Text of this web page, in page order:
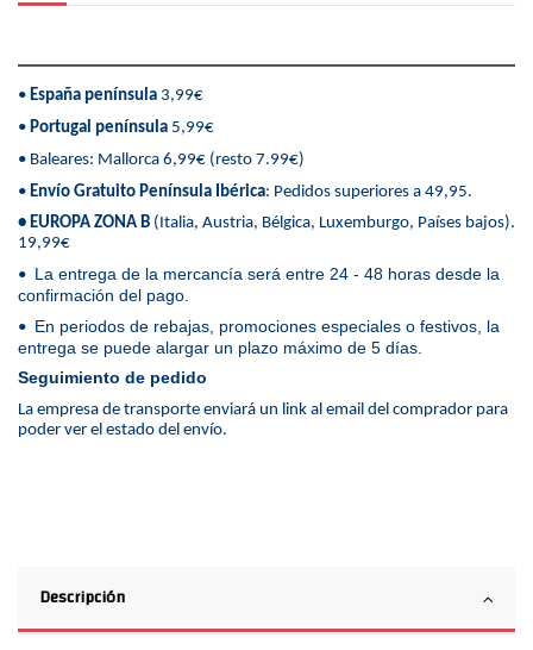
• España península 3,99€
• Portugal península 5,99€
• Baleares: Mallorca 6,99€ (resto 7.99€)
• Envío Gratuito Península Ibérica: Pedidos superiores a 49,95.
• EUROPA ZONA B (Italia, Austria, Bélgica, Luxemburgo, Países bajos).
19,99€
• La entrega de la mercancía será entre 24 - 48 horas desde la
confirmación del pago.
• En periodos de rebajas, promociones especiales o festivos, la
entrega se puede alargar un plazo máximo de 5 días.
Seguimiento de pedido
La empresa de transporte enviará un link al email del comprador para
poder ver el estado del envío.
Descripción